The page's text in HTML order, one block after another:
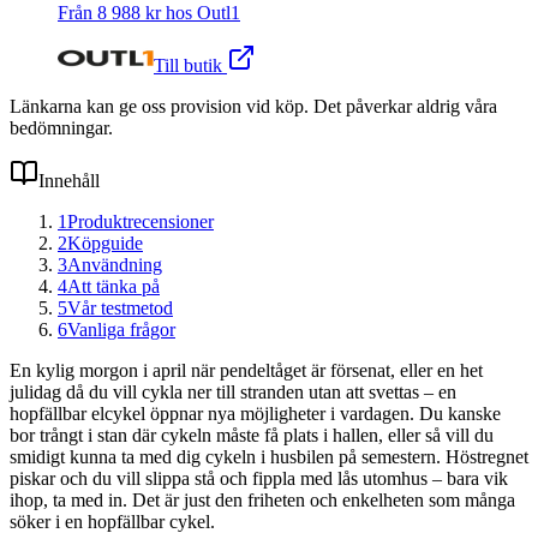
Från 8 988 kr hos Outl1
Till butik
Länkarna kan ge oss provision vid köp. Det påverkar aldrig våra
bedömningar.
Innehåll
1Produktrecensioner
2Köpguide
3Användning
4Att tänka på
5Vår testmetod
6Vanliga frågor
En kylig morgon i april när pendeltåget är försenat, eller en het
julidag då du vill cykla ner till stranden utan att svettas – en
hopfällbar elcykel öppnar nya möjligheter i vardagen. Du kanske
bor trångt i stan där cykeln måste få plats i hallen, eller så vill du
smidigt kunna ta med dig cykeln i husbilen på semestern. Höstregnet
piskar och du vill slippa stå och fippla med lås utomhus – bara vik
ihop, ta med in. Det är just den friheten och enkelheten som många
söker i en hopfällbar cykel.